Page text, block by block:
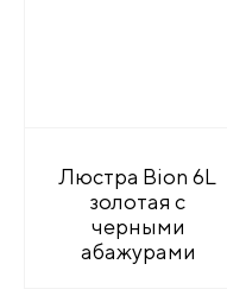
Люстра Bion 6L
золотая с
черными
абажурами